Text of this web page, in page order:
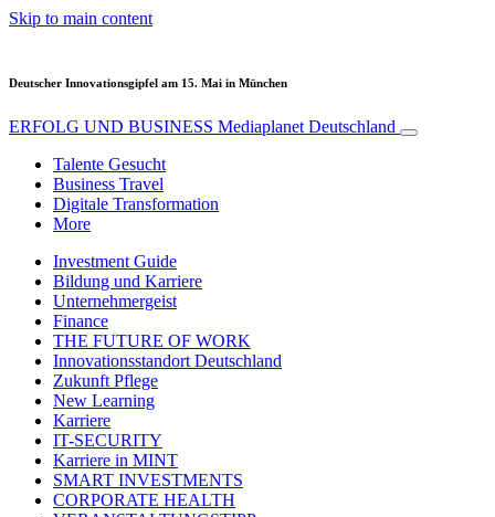
Skip to main content
Deutscher Innovationsgipfel am 15. Mai in München
ERFOLG UND BUSINESS Mediaplanet Deutschland
Talente Gesucht
Business Travel
Digitale Transformation
More
Investment Guide
Bildung und Karriere
Unternehmergeist
Finance
THE FUTURE OF WORK
Innovationsstandort Deutschland
Zukunft Pflege
New Learning
Karriere
IT-SECURITY
Karriere in MINT
SMART INVESTMENTS
CORPORATE HEALTH